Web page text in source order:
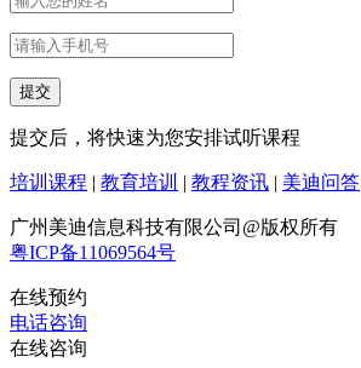
提交后，将快速为您安排试听课程
培训课程 | 教育培训 | 教程资讯 | 美迪问答
广州美迪信息科技有限公司@版权所有
粤ICP备11069564号
在线预约
电话咨询
在线咨询